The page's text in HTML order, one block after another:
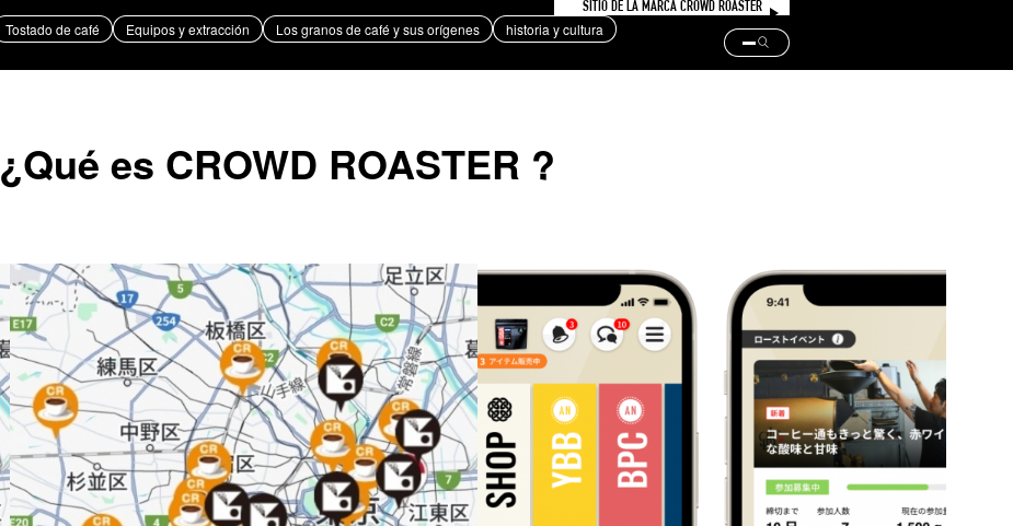
SITIO DE LA MARCA CROWD ROASTER
Tostado de café Equipos y extracción Los granos de café y sus orígenes
historia y cultura
marcas de café
Japón de 2024.
¿Qué es CROWD ROASTER ?